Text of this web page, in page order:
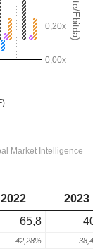
2022
2023
65,8
-42,28% -